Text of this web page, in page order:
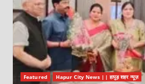
Featured Hapur City News || हापुड़ शहर न्यूज़